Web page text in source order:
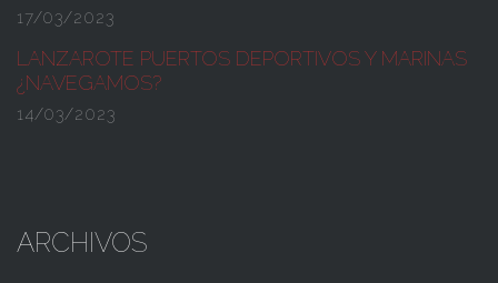
17/03/2023
LANZAROTE PUERTOS DEPORTIVOS Y MARINAS
¿NAVEGAMOS?
14/03/2023
ARCHIVOS